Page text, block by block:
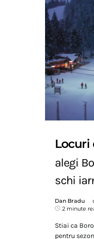
Locuri
alegi
schi
Dan Bradu
2 minute
Stiai ca
pentru